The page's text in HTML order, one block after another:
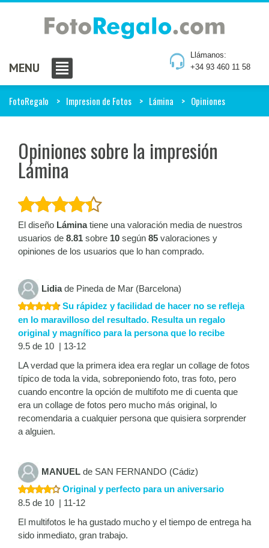
Llámanos:
+34 93 460 11 58
MENU
FotoRegalo Impresion de Fotos Lámina Opiniones
Opiniones sobre la impresión
Lámina
El diseño Láminatiene una valoración media de nuestros
usuarios de 8.81 sobre 10 según 85 valoraciones y
opiniones de los usuarios que lo han comprado.
Lidiade Pineda de Mar (Barcelona)
Su rápidez y facilidad de hacer no se refleja
en lo maravilloso del resultado. Resulta un regalo
original y magnífico para la persona que lo recibe
9.5 de 10 | 13-12
LA verdad que la primera idea era reglar un collage de fotos
típico de toda la vida, sobreponiendo foto, tras foto, pero
cuando encontre la opción de multifoto me di cuenta que
era un collage de fotos pero mucho más original, lo
recomendaria a cualquier persona que quisiera sorprender
a alguien.
MANUEL de SAN FERNANDO (Cádiz)
Original y perfecto para un aniversario
8.5 de 10 | 11-12
El multifotos le ha gustado mucho y el tiempo de entrega ha
sido inmediato, gran trabajo.